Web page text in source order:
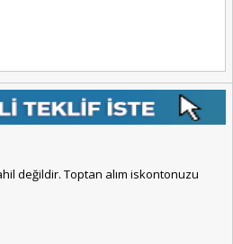
değildir. Toptan alım iskontonuzu